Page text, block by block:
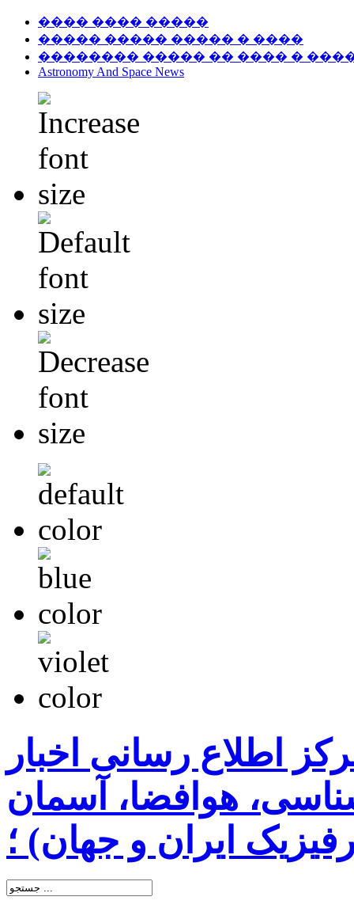
���� ���� �����
����� ����� ����� � ����
�������� ����� �� ���� �
Astronomy And Space News
اطلاع رسانی اخبار
هوافضا، آسمان
ایران و جهان) ؛